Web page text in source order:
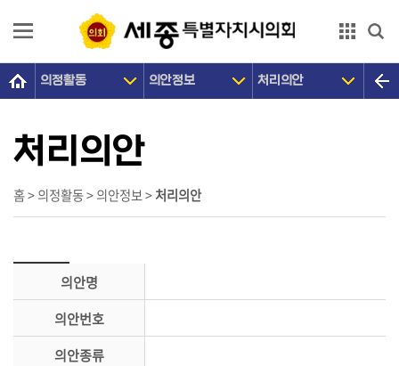
의
개
의
원
장
의
활
의정활동 의안정보 처리의안
홈 > 의정활동 > 의안정보 >처리의안
처리의안
의안명
의안번호
의안종류